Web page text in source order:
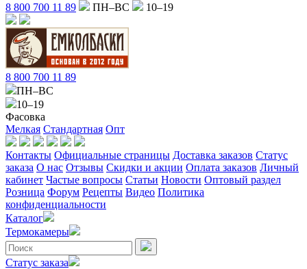
8 800 700 11 89
ПН–ВС 10–19
8 800 700 11 89
ПН–ВС
10–19
Фасовка
Мелкая Стандартная Опт
Контакты Официальные страницы Доставка заказов Статус
заказа О нас Отзывы Скидки и акции Оплата заказов Личный
кабинет Частые вопросы Статьи Новости Оптовый раздел
Розница Форум Рецепты Видео Политика
конфиденциальности
Каталог
Термокамеры
Статус заказа